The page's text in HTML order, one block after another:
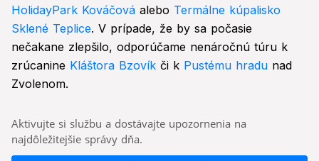
HolidayPark Kováčová alebo Termálne kúpalisko
Sklené Teplice. V prípade, že by sa počasie
nečakane zlepšilo, odporúčame nenáročnú túru k
zrúcanine Kláštora Bzovík či k Pustému hradu nad
Zvolenom.
Aktivujte si službu a dostávajte upozornenia na
najdôležitejšie správy dňa.